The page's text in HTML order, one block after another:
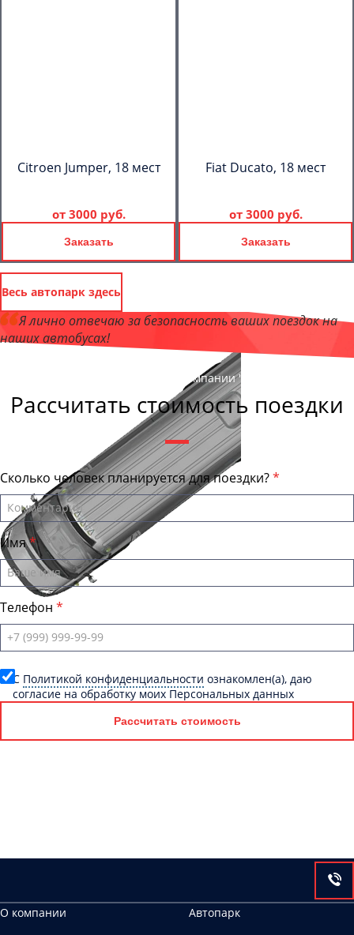
Citroen Jumper, 18 мест
от 3000 руб.
Заказать
Fiat Ducato, 18 мест
от 3000 руб.
Заказать
Весь автопарк здесь
Я лично отвечаю за безопасность ваших поездок на
наших автобусах!
, директор компании "ОмскБас"
Рассчитать стоимость поездки
Сколько человек планируется для поездки?
Имя
Телефон
C Политикой конфиденциальности ознакомлен(а), даю
согласие на обработку моих Персональных данных
Рассчитать стоимость
О компании Автопарк